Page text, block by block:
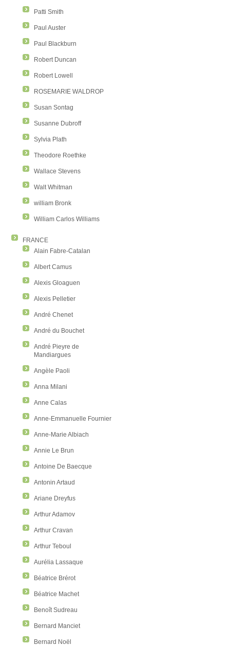
Patti Smith
Paul Auster
Paul Blackburn
Robert Duncan
Robert Lowell
ROSEMARIE WALDROP
Susan Sontag
Susanne Dubroff
Sylvia Plath
Theodore Roethke
Wallace Stevens
Walt Whitman
william Bronk
William Carlos Williams
FRANCE
Alain Fabre-Catalan
Albert Camus
Alexis Gloaguen
Alexis Pelletier
André Chenet
André du Bouchet
André Pieyre de
Mandiargues
Angèle Paoli
Anna Milani
Anne Calas
Anne-Emmanuelle Fournier
Anne-Marie Albiach
Annie Le Brun
Antoine De Baecque
Antonin Artaud
Ariane Dreyfus
Arthur Adamov
Arthur Cravan
Arthur Teboul
Aurélia Lassaque
Béatrice Brérot
Béatrice Machet
Benoît Sudreau
Bernard Manciet
Bernard Noël